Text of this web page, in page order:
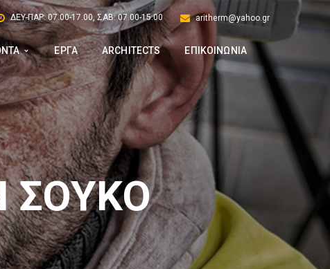
ΔΕΥ-ΠΑΡ: 07.00-17.00, ΣΑΒ: 07.00-15.00 aritherm@yahoo.gr
ΕΡΓΑ ARCHITECTS ΕΠΙΚΟΙΝΩΝΙΑ
ΣΟΥΚΟ